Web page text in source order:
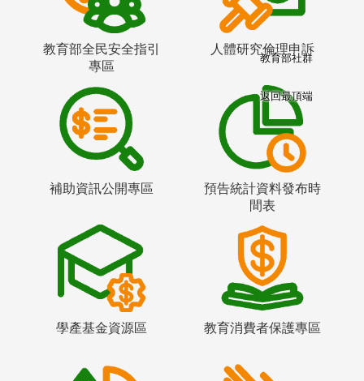
教育部全民安全指引
專區
人體研究倫理申訴
補助資訊公開專區
預告統計資料發布時
間表
學產基金資源區 教育消費者保護專區
教育部社群
返回最頂端